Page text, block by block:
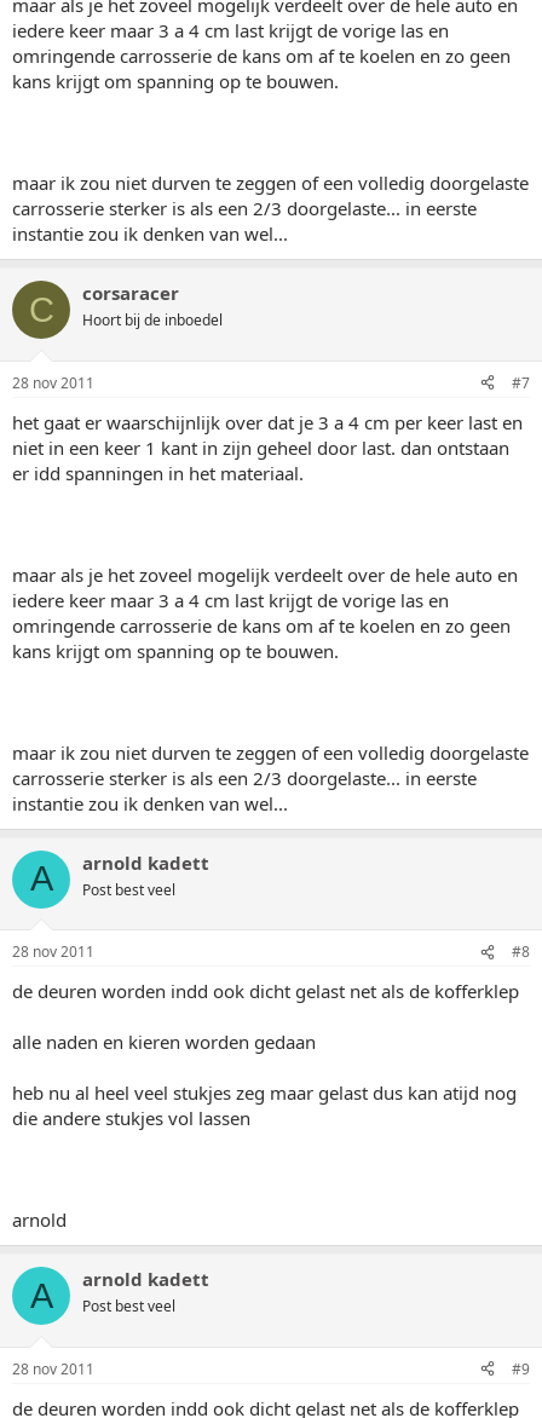
maar als je het zoveel mogelijk verdeelt over de hele auto en
iedere keer maar 3 a 4 cm last krijgt de vorige las en
omringende carrosserie de kans om af te koelen en zo geen
kans krijgt om spanning op te bouwen.
maar ik zou niet durven te zeggen of een volledig doorgelaste
carrosserie sterker is als een 2/3 doorgelaste... in eerste
instantie zou ik denken van wel...
C corsaracer
Hoort bij de inboedel
28 nov 2011 #7
het gaat er waarschijnlijk over dat je 3 a 4 cm per keer last en
niet in een keer 1 kant in zijn geheel door last. dan ontstaan
er idd spanningen in het materiaal.
maar als je het zoveel mogelijk verdeelt over de hele auto en
iedere keer maar 3 a 4 cm last krijgt de vorige las en
omringende carrosserie de kans om af te koelen en zo geen
kans krijgt om spanning op te bouwen.
maar ik zou niet durven te zeggen of een volledig doorgelaste
carrosserie sterker is als een 2/3 doorgelaste... in eerste
instantie zou ik denken van wel...
A arnold kadett
Post best veel
28 nov 2011 #8
de deuren worden indd ook dicht gelast net als de kofferklep
alle naden en kieren worden gedaan
heb nu al heel veel stukjes zeg maar gelast dus kan atijd nog
die andere stukjes vol lassen
arnold
A arnold kadett
Post best veel
28 nov 2011 #9
de deuren worden indd ook dicht gelast net als de kofferklep